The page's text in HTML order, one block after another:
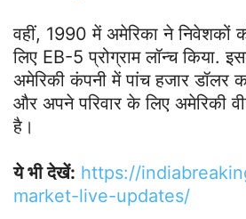
वहीं, 1990 में अमेरिका ने निवेशकों
लिए EB-5 प्रोग्राम लॉन्च किया.
अमेरिकी कंपनी में पांच हजार डॉलर
और अपने परिवार के लिए अमेरिकी
है।
ये भी देखें: https://
market-live-updates/